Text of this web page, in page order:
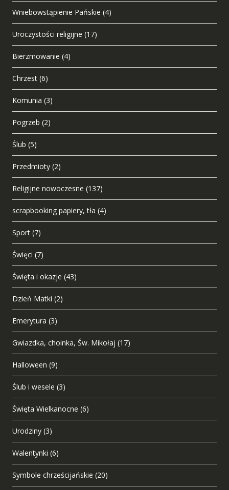
Wniebowstąpienie Pańskie (4)
Uroczystości religijne (17)
Bierzmowanie (4)
Chrzest (6)
Komunia (3)
Pogrzeb (2)
Ślub (5)
Przedmioty (2)
Religijne nowoczesne (137)
scrapbooking papiery, tła (4)
Sport (7)
Święci (7)
Święta i okazje (43)
Dzień Matki (2)
Emerytura (3)
Gwiazdka, choinka, Św. Mikołaj (17)
Halloween (9)
Ślub i wesele (3)
Święta Wielkanocne (6)
Urodziny (3)
Walentynki (6)
Symbole chrześcijańskie (20)